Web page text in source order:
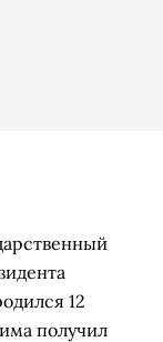
12
получил